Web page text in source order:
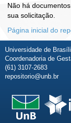
Não há
sua solicitação.
Página inicial do
Universidade de
Coordenadoria de
(61) 3107-2683
repositorio@unb.br